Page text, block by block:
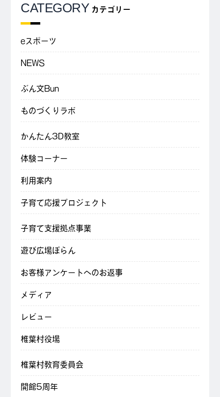
CATEGORY カテゴリー
eスポーツ
NEWS
ぶん文Bun
ものづくりラボ
かんたん3D教室
体験コーナー
利用案内
子育て応援プロジェクト
子育て支援拠点事業
遊び広場ぽらん
お客様アンケートへのお返事
メディア
レビュー
椎葉村役場
椎葉村教育委員会
開館5周年